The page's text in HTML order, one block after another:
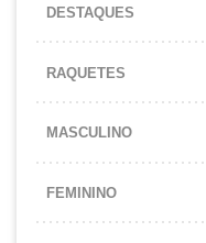
DESTAQUES
RAQUETES
MASCULINO
FEMININO